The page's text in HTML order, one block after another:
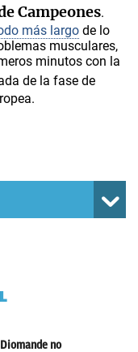
Campeones.
más largo de lo
musculares,
minutos con la
de la fase de
no